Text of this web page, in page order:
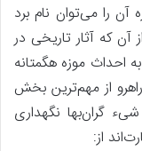
را می‌توان نام برد
پس از آن که آثار تاریخی در
احداث موزه هگمتانه
از مهم‌ترین بخش
های موزه هستند. در راهروهای موزه 200 شیء گران‌بها نگهداری
از: